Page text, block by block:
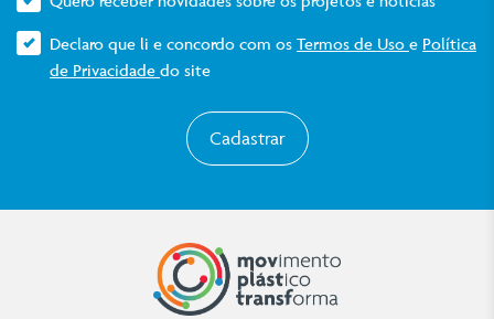
Declaro que li e concordo com os Termos de Uso e Política
de Privacidade do site
Cadastrar